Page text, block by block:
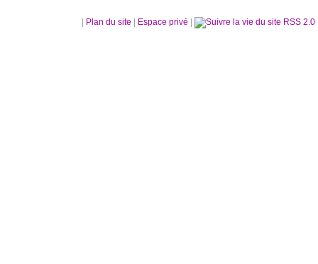
Plan du site Espace privé RSS 2.0